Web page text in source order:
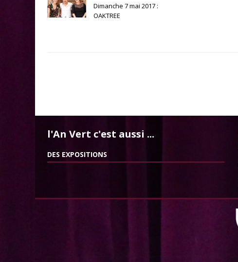
Dimanche 7 mai 2017 :
OAKTREE
l'An Vert c'est aussi ...
DES EXPOSITIONS